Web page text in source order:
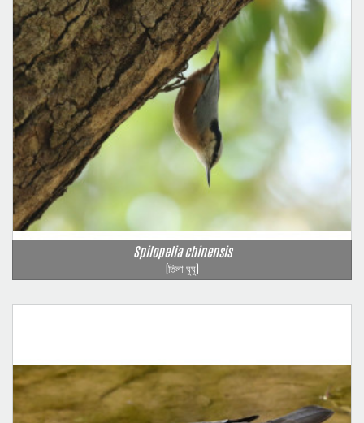
Spilopelia chinensis
(তিলা ঘুঘু)